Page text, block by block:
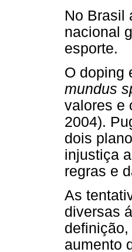
No Brasil
nacional
esporte.
O doping
mundus
valores e
2004).
dois
injustiça
regras e
As
diversas
aumento